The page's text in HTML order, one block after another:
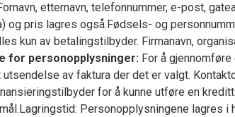
etternavn, telefonnummer, e-post,
og pris lagres også.Fødsels- og
kun av betalingstilbyder. Firmanavn,
for personopplysninger:For å gjennomføre
utsendelse av faktura der det er valgt.
for å kunne utføre en
Personopplysningene lagres i